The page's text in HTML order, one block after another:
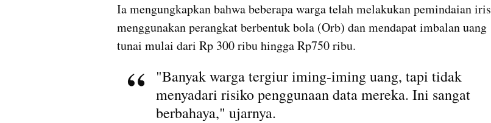
Ia mengungkapkan bahwa beberapa warga telah melakukan pemindaian iris
menggunakan perangkat berbentuk bola (Orb) dan mendapat imbalan uang
tunai mulai dari Rp 300 ribu hingga Rp750 ribu.
"Banyak warga tergiur iming-iming uang, tapi tidak
menyadari risiko penggunaan data mereka. Ini sangat
berbahaya," ujarnya.